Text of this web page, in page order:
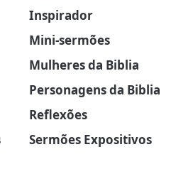
Inspirador
Mini-sermões
Mulheres da Biblia
Personagens da Biblia
Reflexões
Sermões Expositivos